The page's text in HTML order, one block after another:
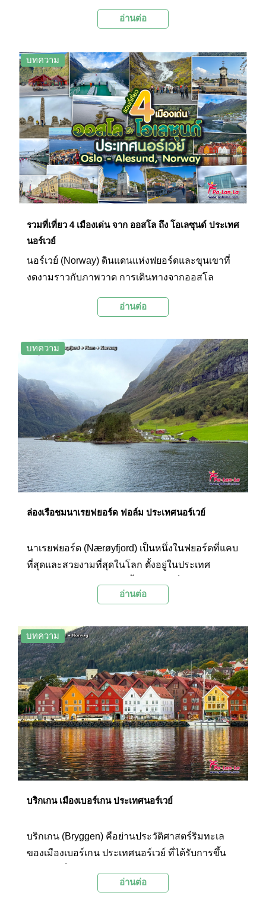
ยกย่องให้เป็นมรดกโลกจากองค์กรยูเนสโก ตั้งอยู่ที่
อ่านต่อ
บทความ
รวมที่เที่ยว 4 เมืองเด่น จาก ออสโล ถึง โอเลซุนด์ ประเทศ
นอร์เวย์
นอร์เวย์ (Norway) ดินแดนแห่งฟยอร์ดและขุนเขาที่
งดงามราวกับภาพวาด การเดินทางจากออสโล
ฟลอม (Flam) และเอลซุนด์ ( Alesund) เปรียบเสมือน
บริสุทธิ์ เส้นทางสายนี้จะพาคุณไปสัมผัสกับบ้านเมือง
น่ารักๆ ทัศนียภาพที่สวยงามตระการตาของเทือกเขา
สูงชัน น้ำตกที่ไหลเชี่ยว ฟยอร์ดที่ทอดยาว และหมู่
บ้านเล็กๆ ที่ซ่อนตัวอยู่ท่ามกลางธรรมชาติของ
นอร์เวย์
อ่านต่อ
บทความ
ล่องเรือชมนาเรยฟยอร์ด ฟอล์ม ประเทศนอร์เวย์
นาเรยฟยอร์ด (Nærøyfjord) เป็นหนึ่งในฟยอร์ดที่แคบ
ที่สุดและสวยงามที่สุดในโลก ตั้งอยู่ในประเทศ
โดยองค์การยูเนสโก (UNESCO) อีกด้วย การล่อง
โลกแห่งความมหัศจรรย์ของธรรมชาติที่โอบล้อม
ด้วยขุนเขาสูงชัน น้ำทะเลสีคราม และหมู่บ้านเล็กๆ ที่
ซ่อนตัวอยู่ตามไหล่เขา
อ่านต่อ
บทความ
บริกเกน เมืองเบอร์เกน ประเทศนอร์เวย์
บริกเกน (Bryggen) คือย่านประวัติศาสตร์ริมทะเล
ของเมืองเบอร์เกน ประเทศนอร์เวย์ ที่ได้รับการขึ้น
(UNESCO) ในปีค.ศ. 1979 ย่านนี้มีความโดดเด่น
อ่านต่อ